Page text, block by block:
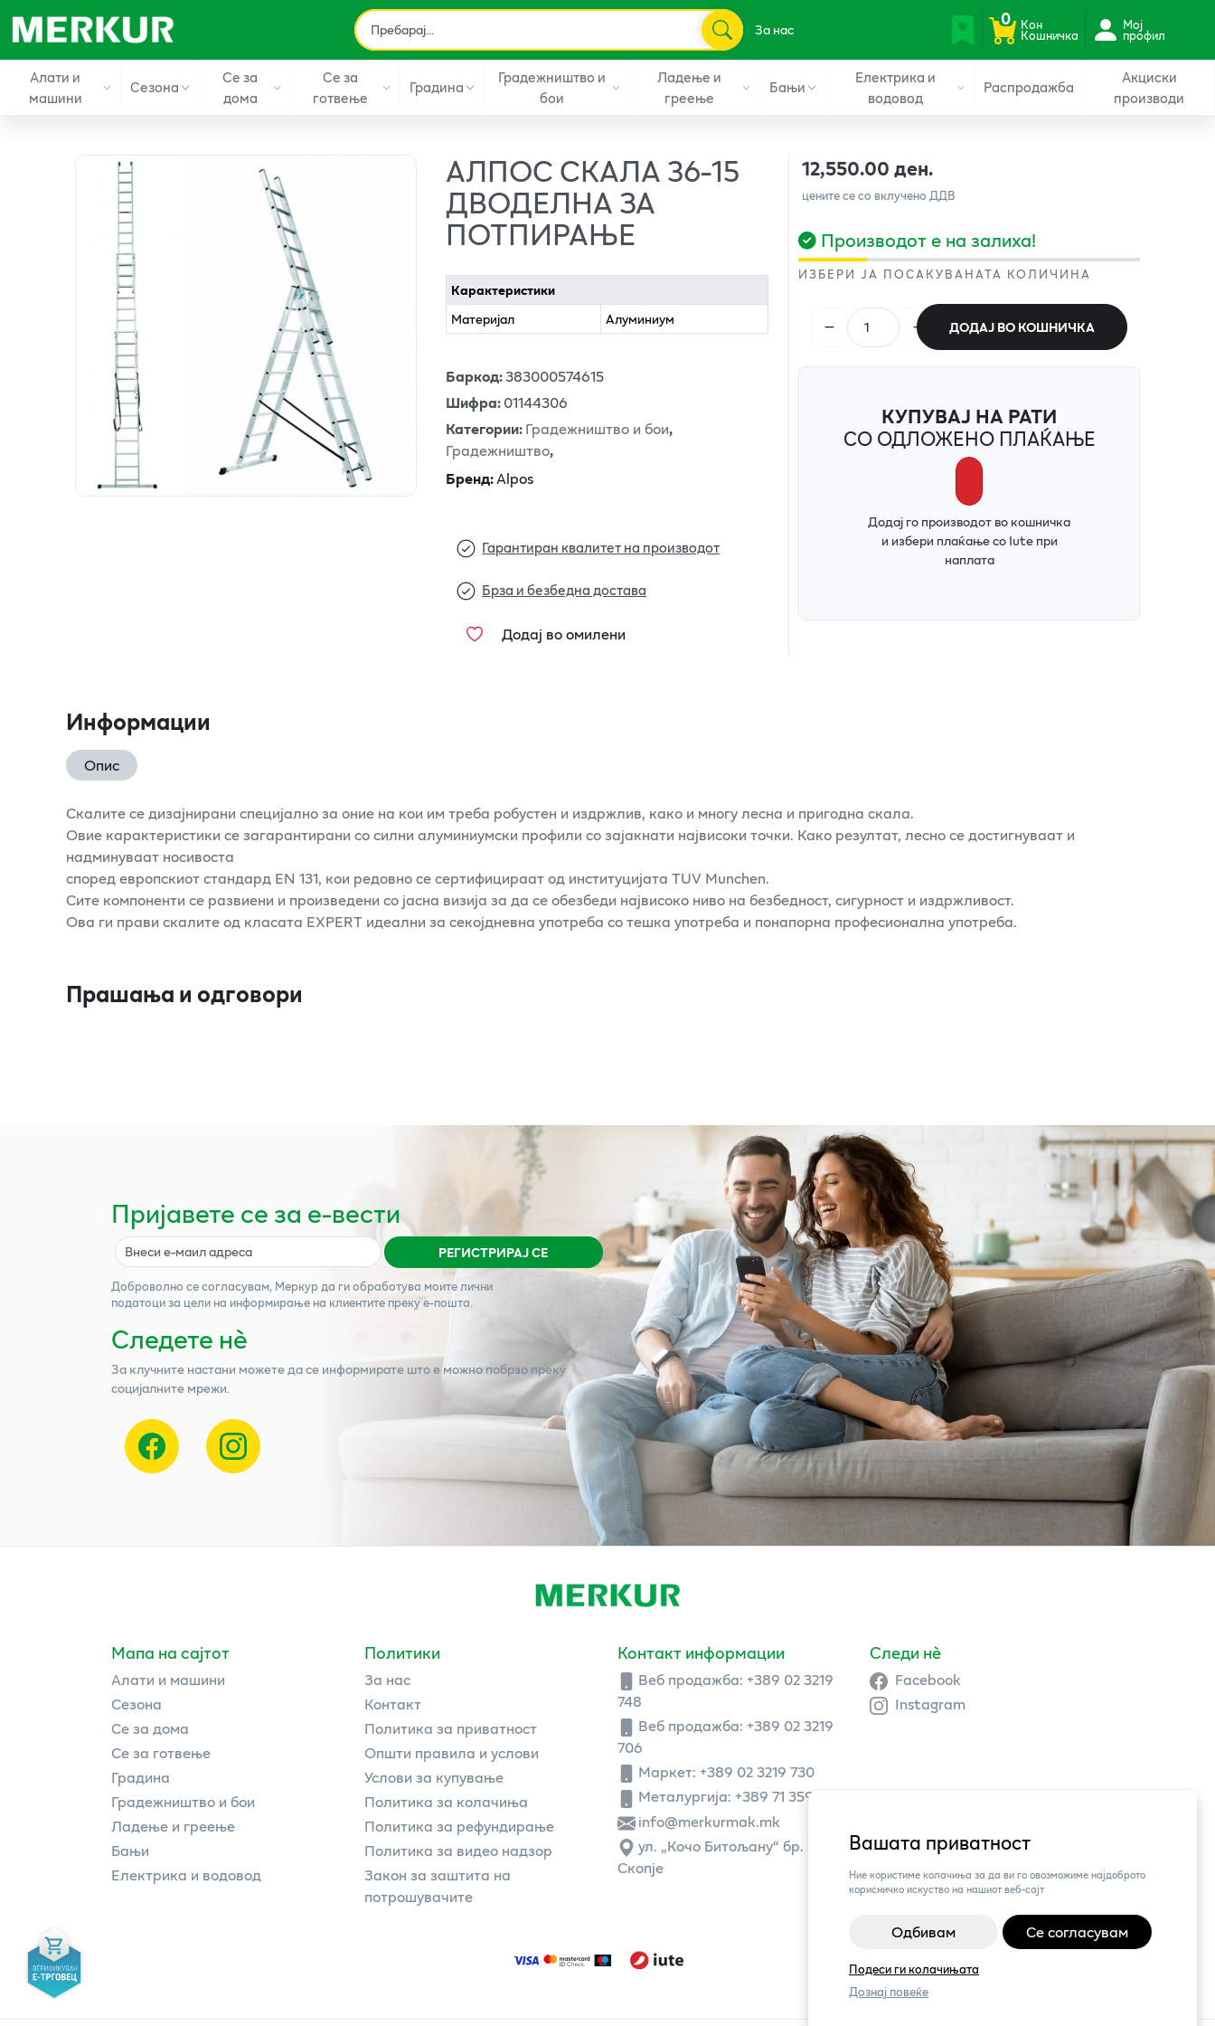
Вашата приватност
Ние користиме колачиња за да ви го овозможиме најдоброто
корисничко искуство на нашиот веб-сајт
Одбивам Се согласувам
Подеси ги колачињата
Дознај повеќе
За нас 0 Кон
Кошничка
Мој
профил
Алати и
машини
Сезона
Се за
дома
Се за
готвење
Градина
Градежништво и
бои
Ладење и
греење
Бањи
Електрика и
водовод
Распродажба
Акциски
производи
АЛПОС СКАЛА 36-15
ДВОДЕЛНА ЗА
ПОТПИРАЊЕ
Карактеристики
Материјал
Алуминиум
Баркод:383000574615
Шифра:01144306
Категории:Градежништво и бои,
Градежништво,
Бренд:Alpos
Гарантиран квалитет на производот
Брза и безбедна достава
Додај во омилени
12,550.00 ден.
цените се со вклучено ДДВ
Производот е на залиха!
ИЗБЕРИ ЈА ПОСАКУВАНАТА КОЛИЧИНА
ДОДАЈ ВО КОШНИЧКА
КУПУВАЈ НА РАТИ
СО ОДЛОЖЕНО ПЛАЌАЊЕ
Додај го производот во кошничка
и избери плаќање со Iute при
наплата
Информации
Опис
Скалите се дизајнирани специјално за оние на кои им треба робустен и издржлив, како и многу лесна и пригодна скала.
Овие карактеристики се загарантирани со силни алуминиумски профили со зајакнати највисоки точки. Како резултат, лесно се достигнуваат и
надминуваат носивоста
според европскиот стандард EN 131, кои редовно се сертифицираат од институцијата TUV Munchen.
Сите компоненти се развиени и произведени со јасна визија за да се обезбеди највисоко ниво на безбедност, сигурност и издржливост.
Ова ги прави скалите од класата EXPERT идеални за секојдневна употреба со тешка употреба и понапорна професионална употреба.
Прашања и одговори
Пријавете се за е-вести
РЕГИСТРИРАЈ СЕ
Доброволно се согласувам, Меркурда ги обработува моите лични
податоци за цели на информирање на клиентите преку е-пошта.
Следете нѐ
За клучните настани можете да се информирате што е можно побрзо преку
социјалните мрежи.
Мапа на сајтот
Алати и машини
Сезона
Се за дома
Се за готвење
Градина
Градежништво и бои
Ладење и греење
Бањи
Електрика и водовод
Политики
За нас
Контакт
Политика за приватност
Општи правила и услови
Услови за купување
Политика за колачиња
Политика за рефундирање
Политика за видео надзор
Закон за заштита на
потрошувачите
Контакт информации
Веб продажба: +389 02 3219
748
Веб продажба: +389 02 3219
706
Маркет: +389 02 3219 730
Металургија: +389 71 359 504
info@merkurmak.mk
ул. „Кочо Битољану“ бр. 3,
Скопје
Следи нè
Facebook
Instagram